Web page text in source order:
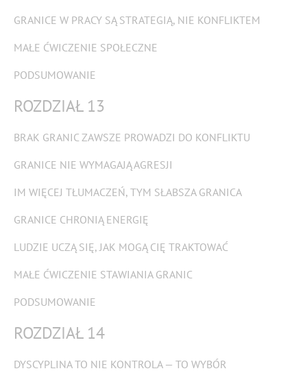
GRANICE W PRACY SĄ STRATEGIĄ, NIE KONFLIKTEM
MAŁE ĆWICZENIE SPOŁECZNE
PODSUMOWANIE
ROZDZIAŁ 13
BRAK GRANIC ZAWSZE PROWADZI DO KONFLIKTU
GRANICE NIE WYMAGAJĄ AGRESJI
IM WIĘCEJ TŁUMACZEŃ, TYM SŁABSZA GRANICA
GRANICE CHRONIĄ ENERGIĘ
LUDZIE UCZĄ SIĘ, JAK MOGĄ CIĘ TRAKTOWAĆ
MAŁE ĆWICZENIE STAWIANIA GRANIC
PODSUMOWANIE
ROZDZIAŁ 14
DYSCYPLINA TO NIE KONTROLA — TO WYBÓR